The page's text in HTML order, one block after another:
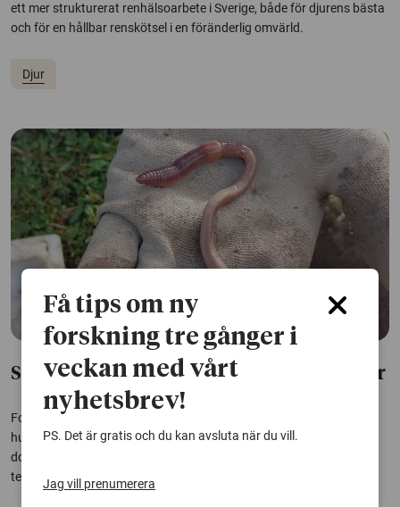
ett mer strukturerat renhälsoarbete i Sverige, både för djurens bästa
och för en hållbar renskötsel i en föränderlig omvärld.
Djur
Så gräver daggmaskar – skanning ger svar
Forskare vid SLU har testat en metod som gör det möjligt att följa
hur daggmaskar gräver i jorden. Det kan ge svar på hur maskarnas
dolda arbete under markytan påverkas av faktorer som fukt,
temperatur och jordbearbetning.
Få tips om ny
forskning tre gånger i
veckan med vårt
nyhetsbrev!
PS. Det är gratis och du kan avsluta när du vill.
Jag vill prenumerera